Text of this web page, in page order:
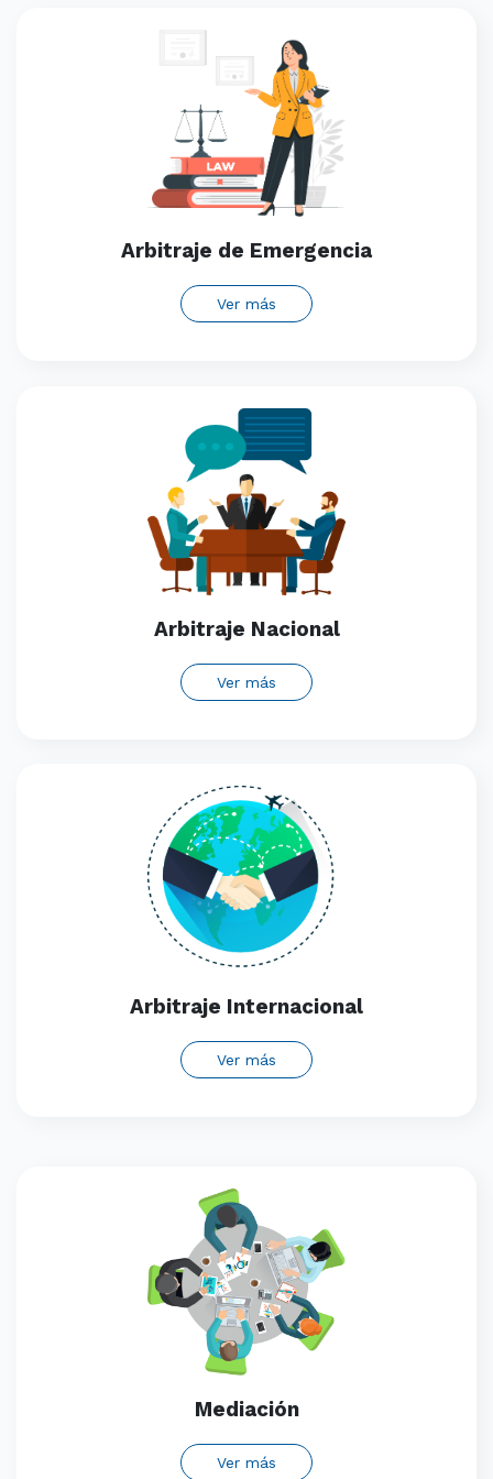
Arbitraje de Emergencia
Ver más
Arbitraje Nacional
Ver más
Arbitraje Internacional
Ver más
Mediación
Ver más